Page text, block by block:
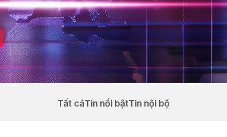
Tất cảTin nổi bậtTin nội bộ